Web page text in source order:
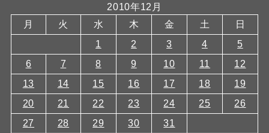
2010年12月
月
火 水 木 金 土
日
1
2 3 4
5
6
7 8 9 10 11
12
13
14 15 16 17 18
19
20
21 22 23 24 25
26
27
28 29 30
31